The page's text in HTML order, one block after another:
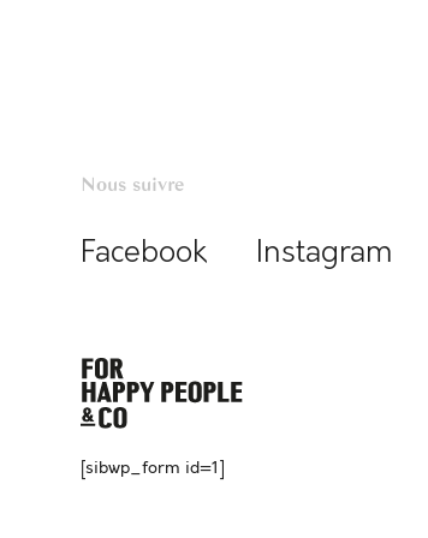
Nous suivre
Facebook Instagram
[sibwp_form id=1]